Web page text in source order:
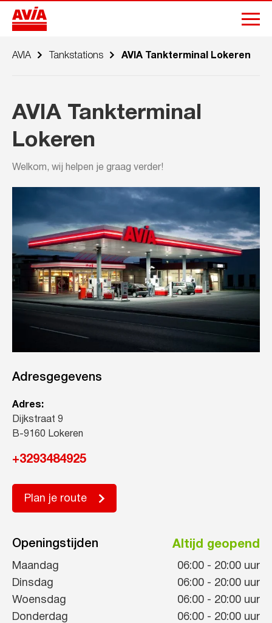
AVIA Tankstations AVIA Tankterminal Lokeren
AVIA Tankterminal
Lokeren
Welkom, wij helpen je graag verder!
Adresgegevens
Adres:
Dijkstraat 9
B-9160 Lokeren
+3293484925
Plan je route
Openingstijden Altijd geopend
Maandag 06:00 - 20:00 uur
Dinsdag
06:00 - 20:00 uur
Woensdag
06:00 - 20:00 uur
Donderdag
06:00 - 20:00 uur